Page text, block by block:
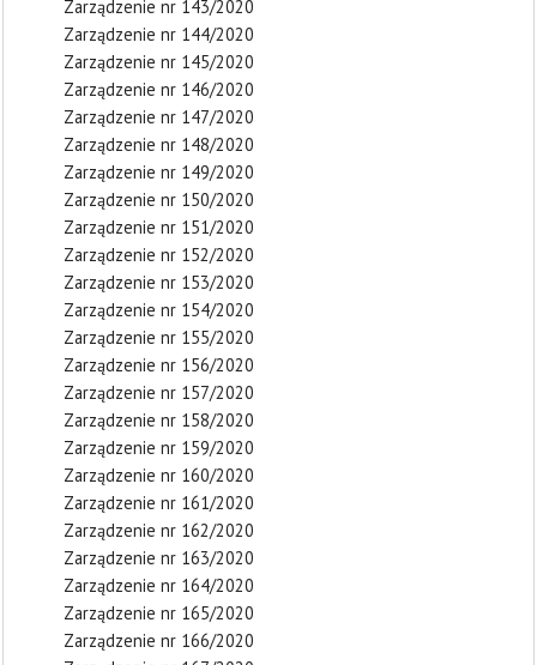
Zarządzenie nr 143/2020
Zarządzenie nr 144/2020
Zarządzenie nr 145/2020
Zarządzenie nr 146/2020
Zarządzenie nr 147/2020
Zarządzenie nr 148/2020
Zarządzenie nr 149/2020
Zarządzenie nr 150/2020
Zarządzenie nr 151/2020
Zarządzenie nr 152/2020
Zarządzenie nr 153/2020
Zarządzenie nr 154/2020
Zarządzenie nr 155/2020
Zarządzenie nr 156/2020
Zarządzenie nr 157/2020
Zarządzenie nr 158/2020
Zarządzenie nr 159/2020
Zarządzenie nr 160/2020
Zarządzenie nr 161/2020
Zarządzenie nr 162/2020
Zarządzenie nr 163/2020
Zarządzenie nr 164/2020
Zarządzenie nr 165/2020
Zarządzenie nr 166/2020